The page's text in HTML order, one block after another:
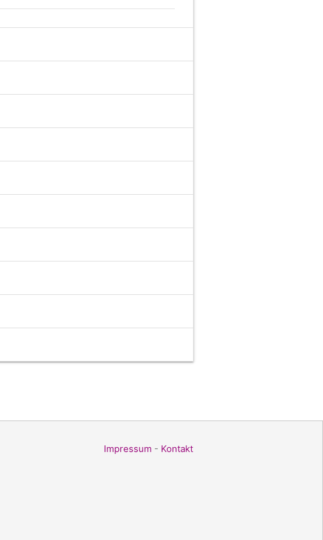
Impressum - Kontakt